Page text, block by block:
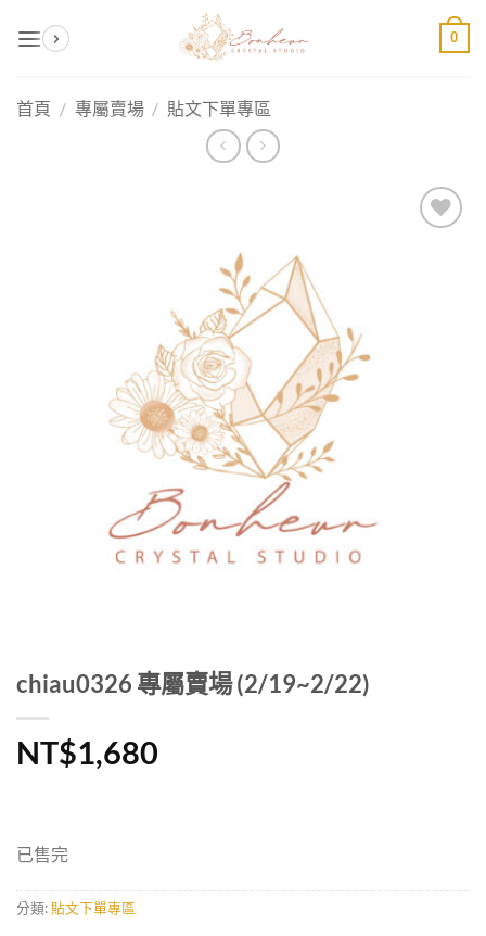
0
首頁 / 專屬賣場 / 貼文下單專區
chiau0326 專屬賣場 (2/19~2/22)
NT$1,680
已售完
分類: 貼文下單專區